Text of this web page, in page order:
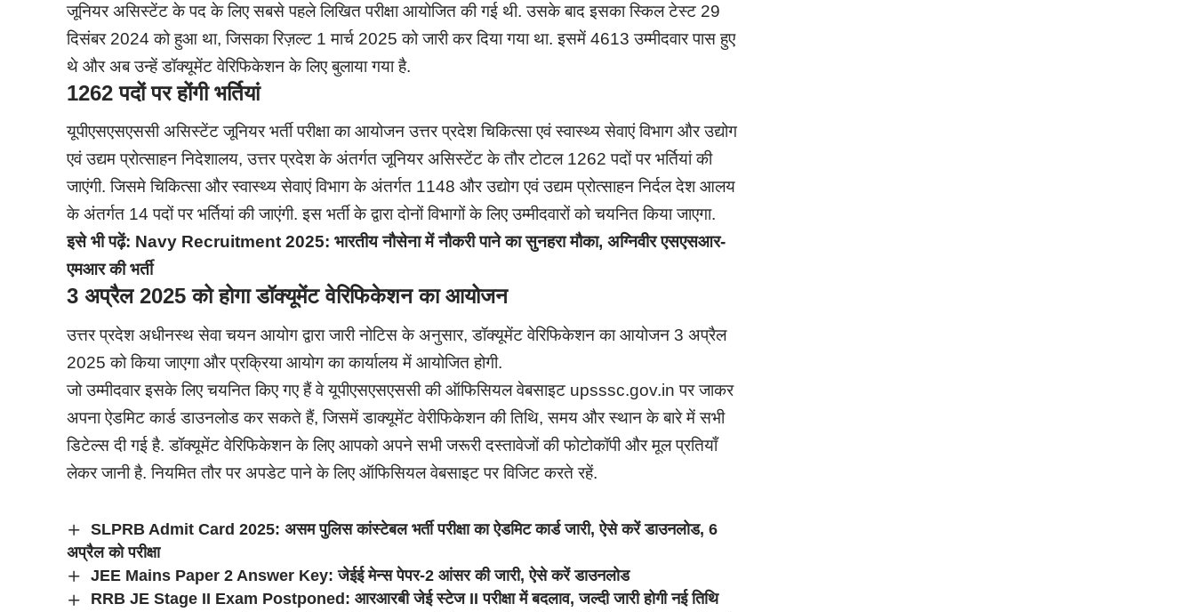
जूनियर असिस्टेंट के पद के लिए सबसे पहले लिखित परीक्षा आयोजित की गई थी. उसके बाद इसका स्किल टेस्ट 29
दिसंबर 2024 को हुआ था, जिसका रिज़ल्ट 1 मार्च 2025 को जारी कर दिया गया था. इसमें 4613 उम्मीदवार पास हुए
थे और अब उन्हें डॉक्यूमेंट वेरिफिकेशन के लिए बुलाया गया है.
1262 पदों पर होंगी भर्तियां
यूपीएसएसएससी असिस्टेंट जूनियर भर्ती परीक्षा का आयोजन उत्तर प्रदेश चिकित्सा एवं स्वास्थ्य सेवाएं विभाग और उद्योग
एवं उद्यम प्रोत्साहन निदेशालय, उत्तर प्रदेश के अंतर्गत जूनियर असिस्टेंट के तौर टोटल 1262 पदों पर भर्तियां की
जाएंगी. जिसमे चिकित्सा और स्वास्थ्य सेवाएं विभाग के अंतर्गत 1148 और उद्योग एवं उद्यम प्रोत्साहन निर्दल देश आलय
के अंतर्गत 14 पदों पर भर्तियां की जाएंगी. इस भर्ती के द्वारा दोनों विभागों के लिए उम्मीदवारों को चयनित किया जाएगा.
इसे भी पढ़ें: Navy Recruitment 2025: भारतीय नौसेना में नौकरी पाने का सुनहरा मौका, अग्निवीर एसएसआर-
एमआर की भर्ती
3 अप्रैल 2025 को होगा डॉक्यूमेंट वेरिफिकेशन का आयोजन
उत्तर प्रदेश अधीनस्थ सेवा चयन आयोग द्वारा जारी नोटिस के अनुसार, डॉक्यूमेंट वेरिफिकेशन का आयोजन 3 अप्रैल
2025 को किया जाएगा और प्रक्रिया आयोग का कार्यालय में आयोजित होगी.
जो उम्मीदवार इसके लिए चयनित किए गए हैं वे यूपीएसएसएससी की ऑफिसियल वेबसाइट upsssc.gov.in पर जाकर
अपना ऐडमिट कार्ड डाउनलोड कर सकते हैं, जिसमें डाक्यूमेंट वेरीफिकेशन की तिथि, समय और स्थान के बारे में सभी
डिटेल्स दी गई है. डॉक्यूमेंट वेरिफिकेशन के लिए आपको अपने सभी जरूरी दस्तावेजों की फोटोकॉपी और मूल प्रतियाँ
लेकर जानी है. नियमित तौर पर अपडेट पाने के लिए ऑफिसियल वेबसाइट पर विजिट करते रहें.
SLPRB Admit Card 2025: असम पुलिस कांस्टेबल भर्ती परीक्षा का ऐडमिट कार्ड जारी, ऐसे करें डाउनलोड, 6
अप्रैल को परीक्षा
JEE Mains Paper 2 Answer Key: जेईई मेन्स पेपर-2 आंसर की जारी, ऐसे करें डाउनलोड
RRB JE Stage II Exam Postponed: आरआरबी जेई स्टेज II परीक्षा में बदलाव, जल्दी जारी होगी नई तिथि